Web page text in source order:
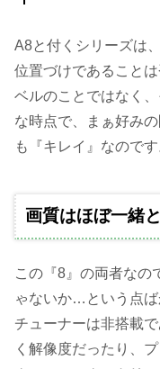
A8と付くシリーズは
位置づけであること
ベルのことではなく
な時点で、まぁ好み
も『キレイ』なのです
画質はほぼ一緒
この『8』の両者なの
ゃないか…という点
チューナーは非搭載
く解像度だったり、